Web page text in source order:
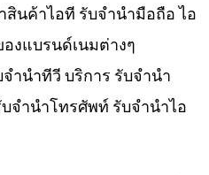
สินค้าไอที รับจำนำมือถือ ไอ
งแบรนด์เนมต่างๆ
ำนำทีวี บริการ รับจำนำ
จำนำโทรศัพท์ รับจำนำไอ